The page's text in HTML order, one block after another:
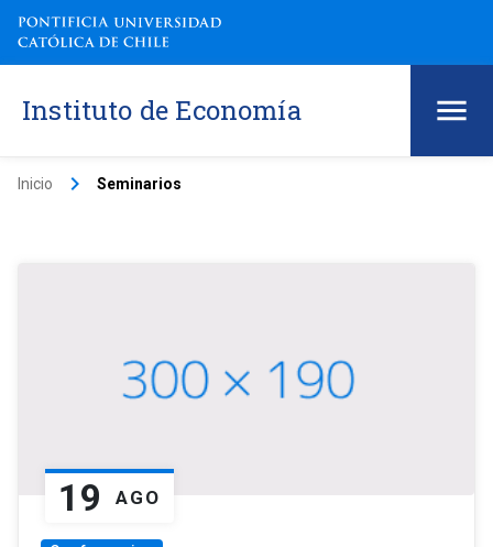
Instituto de Economía
Inicio keyboard_arrow_right Seminarios
19 AGO